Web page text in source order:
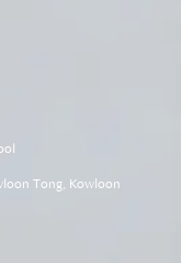
Tong, Kowloon